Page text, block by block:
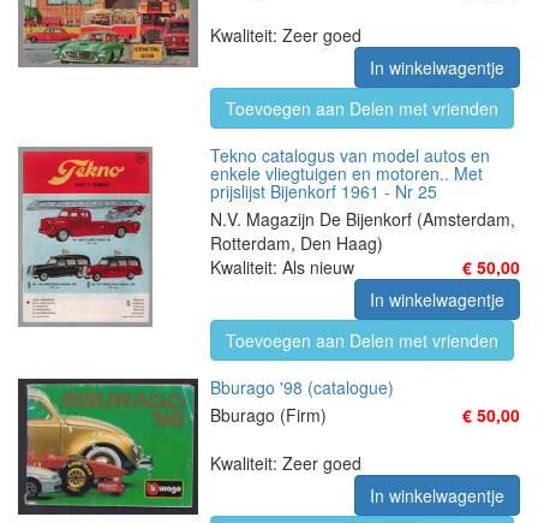
Kwaliteit: Zeer goed
In winkelwagentje
Toevoegen aan Delen met vrienden
Tekno catalogus van model autos en
enkele vliegtuigen en motoren.. Met
prijslijst Bijenkorf 1961 - Nr 25
N.V. Magazijn De Bijenkorf (Amsterdam,
Rotterdam, Den Haag)
€ 50,00
Kwaliteit: Als nieuw
In winkelwagentje
Toevoegen aan Delen met vrienden
Bburago '98 (catalogue)
Bburago (Firm)
€ 50,00
Kwaliteit: Zeer goed
In winkelwagentje